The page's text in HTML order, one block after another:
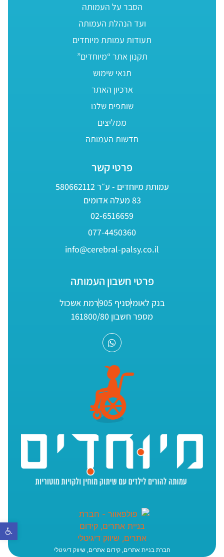
פתח
הסבר על העמותה
ועד הנהלת העמותה
תעודות עמותת מיוחדים
תקנון אתר “מיוחדים”
תנאי שימוש
ארכיון האתר
שותפים שלנו
ממליצים
חדשות העמותה
פרטי קשר
עמותת מיוחדים - ע״ר 580662112
83 מעלה אדומים
02-6516659
077-4450360
info@cerebral-palsy.co.il
פרטי חשבון העמותה
בנק לאומיסניף 905
רמת אשכול
מספר חשבון 161800/80
חברת בניית אתרים, קידום אתרים, שיווק דיגיטלי